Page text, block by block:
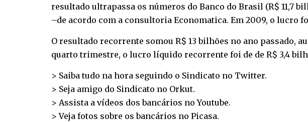
resultado ultrapassa os números do Banco do Brasil (R$ 11,7
–de acordo com a consultoria Economatica. Em 2009, o lucro
O resultado recorrente somou R$ 13 bilhões no ano passado,
quarto trimestre, o lucro líquido recorrente foi de de R$ 3,4
> Saiba tudo na hora seguindo o Sindicato no Twitter.
> Seja amigo do Sindicato no Orkut.
> Assista a vídeos dos bancários noYoutube.
> Veja fotos sobre os bancários no Picasa.